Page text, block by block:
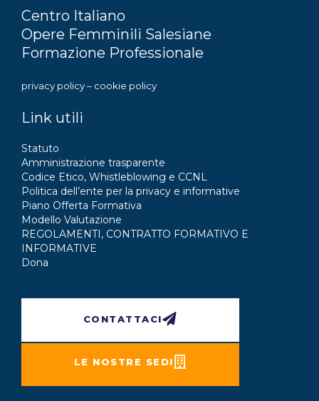
Centro Italiano
Opere Femminili Salesiane
Formazione Professionale
privacy policy– cookie policy
Link utili
Statuto
Amministrazione trasparente
Codice Etico, Whistleblowing e CCNL
Politica dell’ente per la privacy e informative
Piano Offerta Formativa
Modello Valutazione
REGOLAMENTI, CONTRATTO FORMATIVO E
INFORMATIVE
Dona
CONTATTACI
LE NOSTRE SEDI